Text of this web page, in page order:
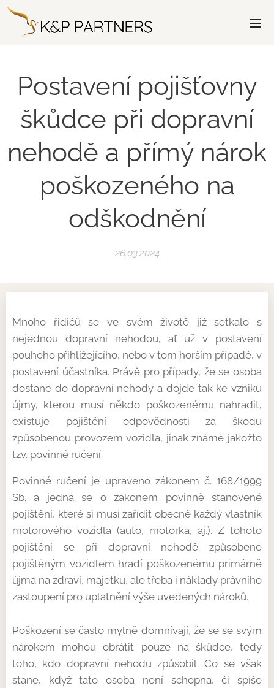
Postavení pojišťovny
škůdce při dopravní
nehodě a přímý nárok
poškozeného na
odškodnění
26.03.2024
Mnoho řidičů se ve svém životě již setkalo s
nejednou dopravní nehodou, ať už v postavení
pouhého přihlížejícího, nebo v tom horším případě, v
postavení účastníka. Právě pro případy, že se osoba
dostane do dopravní nehody a dojde tak ke vzniku
újmy, kterou musí někdo poškozenému nahradit,
existuje pojištění odpovědnosti za škodu
způsobenou provozem vozidla, jinak známé jakožto
tzv. povinné ručení.
Povinné ručení je upraveno zákonem č. 168/1999
Sb. a jedná se o zákonem povinně stanovené
pojištění, které si musí zařídit obecně každý vlastník
motorového vozidla (auto, motorka, aj.). Z tohoto
pojištění se při dopravní nehodě způsobené
pojištěným vozidlem hradí poškozenému primárně
újma na zdraví, majetku, ale třeba i náklady právního
zastoupení pro uplatnění výše uvedených nároků.
Poškození se často mylně domnívají, že se se svým
nárokem mohou obrátit pouze na škůdce, tedy
toho, kdo dopravní nehodu způsobil. Co se však
stane, když tato osoba není schopna, či spíše